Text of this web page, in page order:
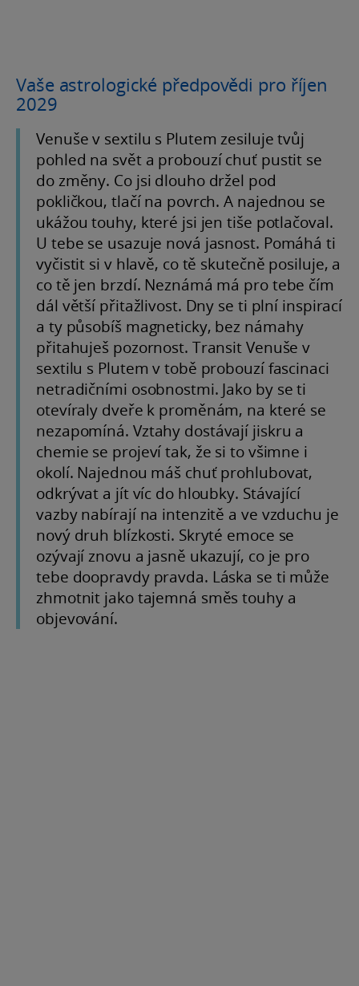
Vaše astrologické předpovědi pro říjen
2029
Venuše v sextilu s Plutem zesiluje tvůj
pohled na svět a probouzí chuť pustit se
do změny. Co jsi dlouho držel pod
pokličkou, tlačí na povrch. A najednou se
ukážou touhy, které jsi jen tiše potlačoval.
U tebe se usazuje nová jasnost. Pomáhá ti
vyčistit si v hlavě, co tě skutečně posiluje, a
co tě jen brzdí. Neznámá má pro tebe čím
dál větší přitažlivost. Dny se ti plní inspirací
a ty působíš magneticky, bez námahy
přitahuješ pozornost. Transit Venuše v
sextilu s Plutem v tobě probouzí fascinaci
netradičními osobnostmi. Jako by se ti
otevíraly dveře k proměnám, na které se
nezapomíná. Vztahy dostávají jiskru a
chemie se projeví tak, že si to všimne i
okolí. Najednou máš chuť prohlubovat,
odkrývat a jít víc do hloubky. Stávající
vazby nabírají na intenzitě a ve vzduchu je
nový druh blízkosti. Skryté emoce se
ozývají znovu a jasně ukazují, co je pro
tebe doopravdy pravda. Láska se ti může
zhmotnit jako tajemná směs touhy a
objevování.